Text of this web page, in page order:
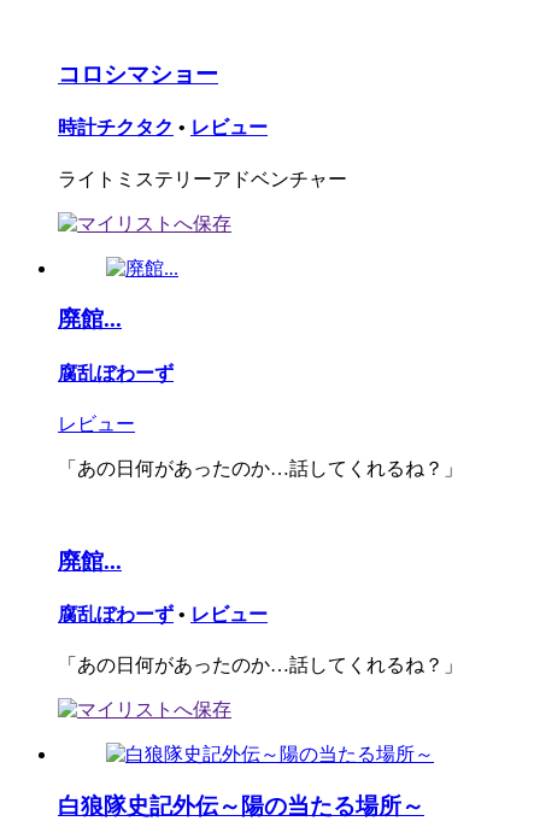
コロシマショー
時計チクタク • レビュー
ライトミステリーアドベンチャー
廃館...
腐乱ぼわーず
レビュー
「あの日何があったのか…話してくれるね？」
廃館...
腐乱ぼわーず • レビュー
「あの日何があったのか…話してくれるね？」
白狼隊史記外伝～陽の当たる場所～